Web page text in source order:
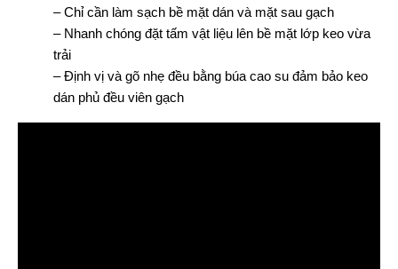
– Chỉ cần làm sạch bề mặt dán và mặt sau gạch
– Nhanh chóng đặt tấm vật liệu lên bề mặt lớp keo vừa
trải
– Định vị và gõ nhẹ đều bằng búa cao su đảm bảo keo
dán phủ đều viên gạch